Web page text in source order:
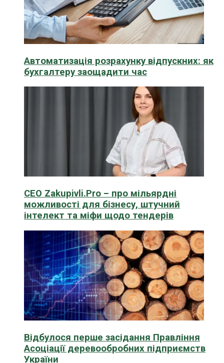
Автоматизація розрахунку відпускних: як
бухгалтеру заощадити час
CEO Zakupivli.Pro – про мільярдні
можливості для бізнесу, штучний
інтелект та міфи щодо тендерів
Відбулося перше засідання Правління
Асоціації деревообробних підприємств
України